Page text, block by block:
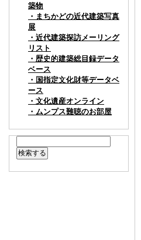
築物
・まちかどの近代建築写真
展
・近代建築探訪メーリング
リスト
・歴史的建築総目録データ
ベース
・国指定文化財等データベ
ース
・文化遺産オンライン
・ムンプス難聴のお部屋
築物
・まちかどの近代建築写真
展
・近代建築探訪メーリング
リスト
・歴史的建築総目録データ
ベース
・国指定文化財等データベ
ース
・文化遺産オンライン
・ムンプス難聴のお部屋
築物
・まちかどの近代建築写真
展
・近代建築探訪メーリング
リスト
・歴史的建築総目録データ
ベース
・国指定文化財等データベ
ース
・文化遺産オンライン
・ムンプス難聴のお部屋